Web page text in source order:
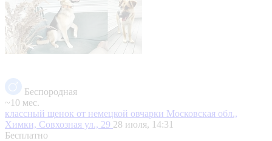
Беспородная
~10 мес.
классный щенок от немецкой овчарки Московская обл.,
Химки, Совхозная ул., 29 28 июля, 14:31
Бесплатно